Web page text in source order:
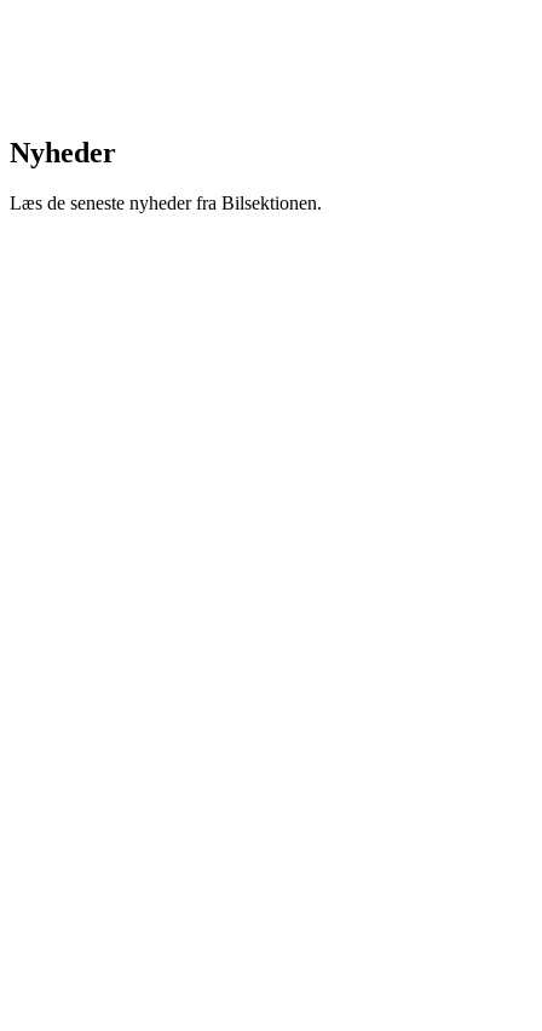
Nyheder
Læs de seneste nyheder fra Bilsektionen.